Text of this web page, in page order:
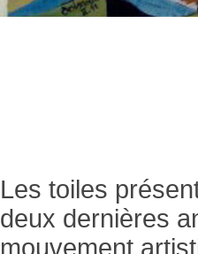
Les toiles
deux dernières
mouvement